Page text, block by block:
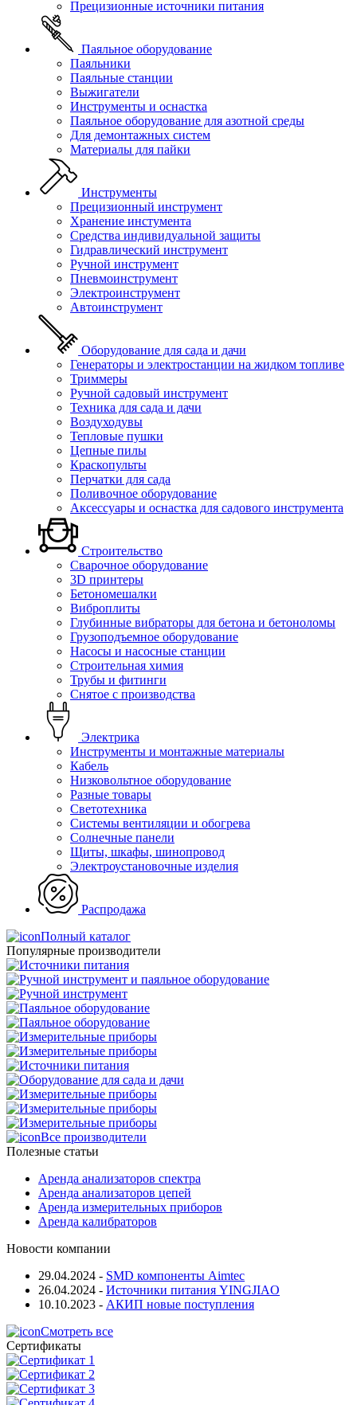
Прецизионные источники питания
Паяльное оборудование
Паяльники
Паяльные станции
Выжигатели
Инструменты и оснастка
Паяльное оборудование для азотной среды
Для демонтажных систем
Материалы для пайки
Инструменты
Прецизионный инструмент
Хранение инстумента
Средства индивидуальной защиты
Гидравлический инструмент
Ручной инструмент
Пневмоинструмент
Электроинструмент
Автоинструмент
Оборудование для сада и дачи
Генераторы и электростанции на жидком топливе
Триммеры
Ручной садовый инструмент
Техника для сада и дачи
Воздуходувы
Тепловые пушки
Цепные пилы
Краскопульты
Перчатки для сада
Поливочное оборудование
Аксессуары и оснастка для садового инструмента
Строительство
Сварочное оборудование
3D принтеры
Бетономешалки
Виброплиты
Глубинные вибраторы для бетона и бетоноломы
Грузоподъемное оборудование
Насосы и насосные станции
Строительная химия
Трубы и фитинги
Снятое с производства
Электрика
Инструменты и монтажные материалы
Кабель
Низковольтное оборудование
Разные товары
Светотехника
Системы вентиляции и обогрева
Солнечные панели
Щиты, шкафы, шинопровод
Электроустановочные изделия
Распродажа
Полный каталог
Популярные производители
Все производители
Полезные статьи
Аренда анализаторов спектра
Аренда анализаторов цепей
Аренда измерительных приборов
Аренда калибраторов
Новости компании
29.04.2024 - SMD компоненты Aimtec
26.04.2024 - Источники питания YINGJIAO
10.10.2023 - АКИП новые поступления
Смотреть все
Сертификаты